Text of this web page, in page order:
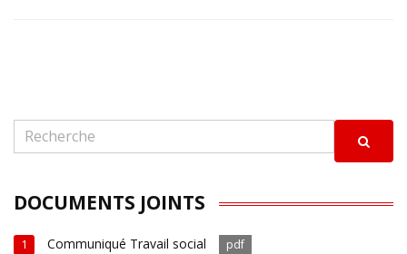
DOCUMENTS JOINTS
1 Communiqué Travail social pdf